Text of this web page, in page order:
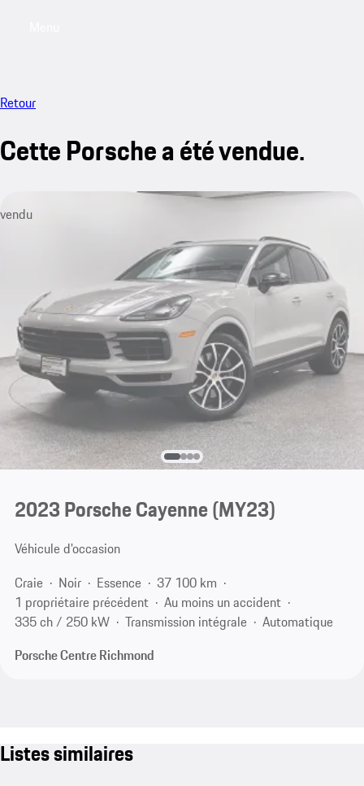
Retour
Cette Porsche a été vendue.
vendu
2023 Porsche Cayenne (MY23)
Véhicule d'occasion
Craie
Noir Essence
37 100 km
1 propriétaire précédent
Au moins un accident
335 ch / 250 kW
Transmission intégrale
Automatique
Porsche Centre Richmond
Listes similaires